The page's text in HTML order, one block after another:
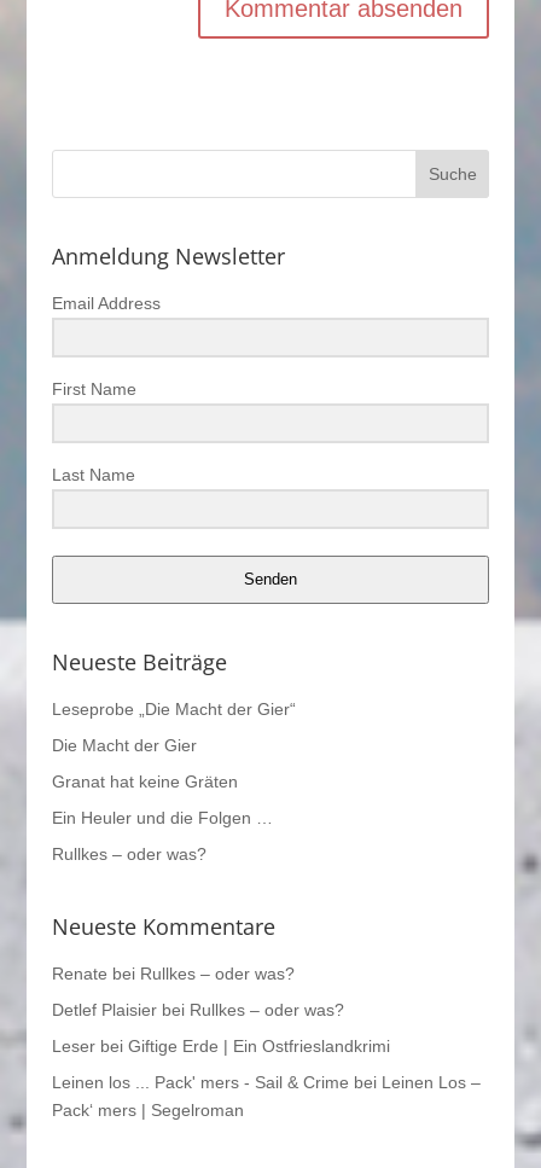
Anmeldung Newsletter
Email Address
First Name
Last Name
Senden
Neueste Beiträge
Leseprobe „Die Macht der Gier“
Die Macht der Gier
Granat hat keine Gräten
Ein Heuler und die Folgen …
Rullkes – oder was?
Neueste Kommentare
Renate bei Rullkes – oder was?
Detlef Plaisierbei Rullkes – oder was?
Leserbei Giftige Erde | Ein Ostfrieslandkrimi
Leinen los ... Pack' mers - Sail & Crime bei Leinen Los –
Pack‘ mers | Segelroman